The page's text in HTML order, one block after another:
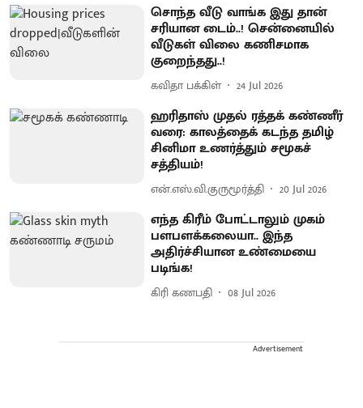
சொந்த வீடு வாங்க இது தான்
சரியான டைம்..! சென்னையில்
வீடுகள் விலை கணிசமாக
குறைந்தது..!
கவிதா பக்கிள் 24 Jul 2026
ஹரிதாஸ் முதல் ரத்தக் கண்ணீர்
வரை: காலத்தைக் கடந்த தமிழ்
சினிமா உணர்த்தும் சமூகச்
சத்தியம்!
என்.எஸ்.வி.குருமூர்த்தி 20 Jul 2026
எந்த கிரீம் போட்டாலும் முகம்
பளபளக்கலையா.. இந்த
அதிர்ச்சியான உண்மையை
படிங்க!
கிரி கணபதி 08 Jul 2026
Advertisement